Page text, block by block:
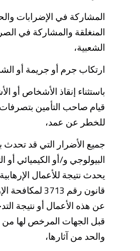
المشاركة في الإضرابات
المنغلقة والمشاركة في
الشعبية،
ارتكاب جرم أو جريمة أو
باستثناء إنقاذ الأشخاص أو
قيام صاحب التأمين
للخطر عن عمد،
جميع الأضرار التي قد
البيولوجي و/أو الكيميائي أو
يحدث نتيجة للأعمال
قانون رقم 3713
عن هذه الأعمال أو نتيجة
قبل الجهات المرخص لها من
والحد من آثارها،